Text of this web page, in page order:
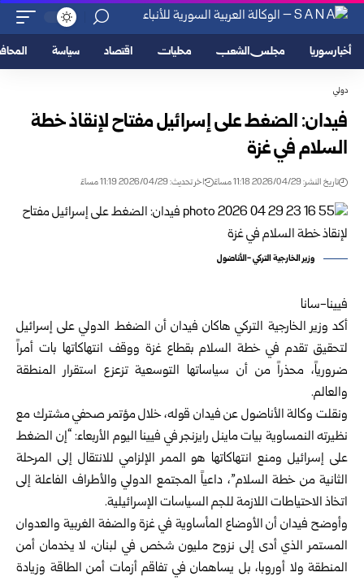
أخبار سوريا مجلس الشعب محليات اقتصاد سياسة
دولي
فيدان: الضغط على إسرائيل مفتاح لإنقاذ خطة
السلام في غزة
تاريخ النشر: 2026/04/29 11:18 مساءً اخر تحديث: 2026/04/29 11:19 مساءً
وزير الخارجية التركي -الأناضول
فيينا-سانا
أكد وزير الخارجية التركيهاكان فيدان أن الضغط الدولي على إسرائيل
لتحقيق تقدم في خطة السلام بقطاع غزة ووقف انتهاكاتها بات أمراً
ضرورياً، محذراً من أن سياساتها التوسعية تزعزع استقرار المنطقة
والعالم.
ونقلت وكالة الأناضول عن فيدان قوله، خلال مؤتمر صحفي مشترك مع
نظيرته النمساوية بيات ماينل رايزنجر في فيينا اليوم الأربعاء: “إن الضغط
على إسرائيل ومنع انتهاكاتها هو الممر الإلزامي للانتقال إلى المرحلة
الثانية من خطة السلام”، داعياً المجتمع الدولي والأطراف الفاعلة إلى
اتخاذ الاحتياطات اللازمة للجم السياسات الإسرائيلية.
وأوضح فيدان أن الأوضاع المأساوية في غزة والضفة الغربية والعدوان
المستمر الذي أدى إلى نزوح مليون شخص في لبنان، لا يخدمان أمن
المنطقة ولا أوروبا، بل يساهمان في تفاقم أزمات أمن الطاقة وزيادة